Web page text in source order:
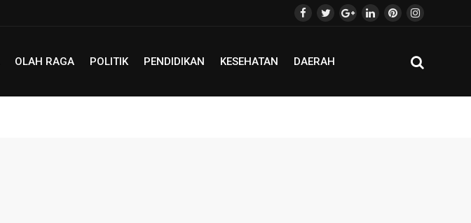
OLAH RAGA POLITIK PENDIDIKAN KESEHATAN DAERAH